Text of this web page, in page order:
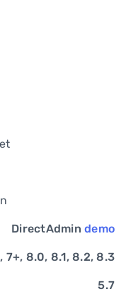
DirectAdmindemo
7+, 8.0, 8.1, 8.2, 8.3
5.7